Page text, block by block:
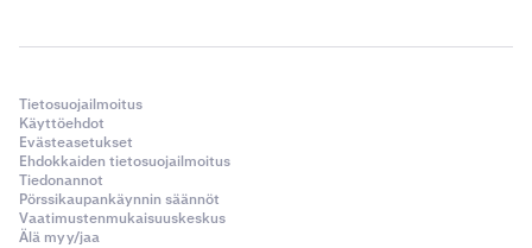
Tietosuojailmoitus
Käyttöehdot
Evästeasetukset
Ehdokkaiden tietosuojailmoitus
Tiedonannot
Pörssikaupankäynnin säännöt
Vaatimustenmukaisuuskeskus
Älä myy/jaa